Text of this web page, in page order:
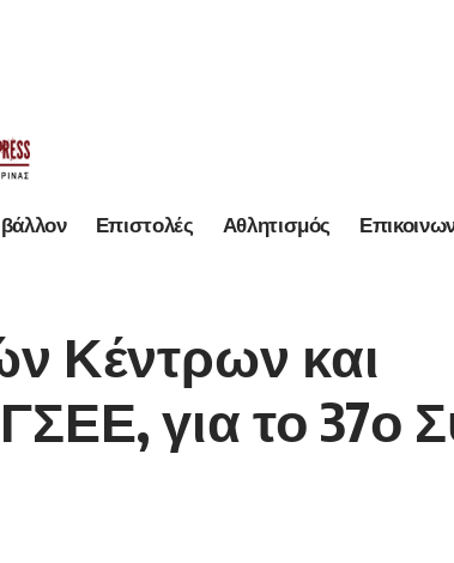
Επιστολές Αθλητισμός
Κέντρων και
για το 37ο